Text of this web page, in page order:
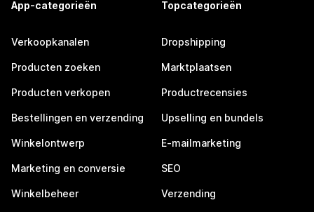
App-categorieën
Verkoopkanalen
Producten zoeken
Producten verkopen
Bestellingen en verzending
Winkelontwerp
Marketing en conversie
Winkelbeheer
Topcategorieën
Dropshipping
Marktplaatsen
Productrecensies
Upselling en bundels
E-mailmarketing
SEO
Verzending